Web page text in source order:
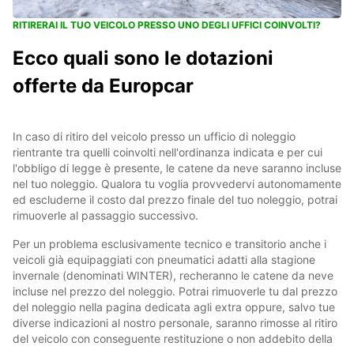
RITIRERAI IL TUO VEICOLO PRESSO UNO DEGLI UFFICI COINVOLTI?
Ecco quali sono le dotazioni
offerte da Europcar
In caso di ritiro del veicolo presso un ufficio di noleggio
rientrante tra quelli coinvolti nell'ordinanza indicata e per cui
l'obbligo di legge è presente, le catene da neve saranno incluse
nel tuo noleggio. Qualora tu voglia provvedervi autonomamente
ed escluderne il costo dal prezzo finale del tuo noleggio, potrai
rimuoverle al passaggio successivo.
Per un problema esclusivamente tecnico e transitorio anche i
veicoli già equipaggiati con pneumatici adatti alla stagione
invernale (denominati WINTER), recheranno le catene da neve
incluse nel prezzo del noleggio. Potrai rimuoverle tu dal prezzo
del noleggio nella pagina dedicata agli extra oppure, salvo tue
diverse indicazioni al nostro personale, saranno rimosse al ritiro
del veicolo con conseguente restituzione o non addebito della